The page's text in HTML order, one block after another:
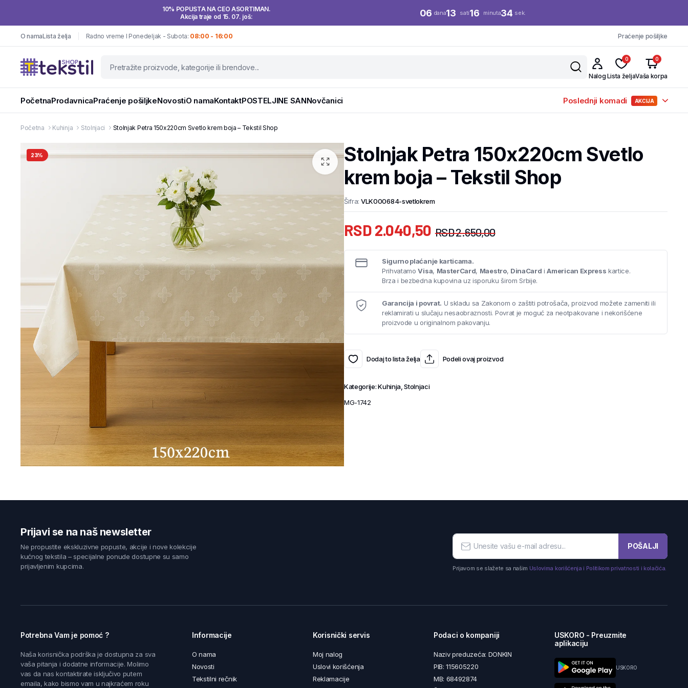
10% POPUSTA NA CEO ASORTIMAN.
Akcija traje od 15. 07. još:
06 dana13 sati16 minuta33 sek.
O namaLista želja Radno vreme I Ponedeljak - Subota: 08:00 - 16:00 Praćenje pošiljke
Nalog
0
Lista želja
0
Vaša korpa
PočetnaProdavnicaPraćenje pošiljkeNovostiO namaKontaktPOSTELJINE SANNovčanici Poslednji komadi AKCIJA
Početna Kuhinja Stolnjaci Stolnjak Petra 150x220cm Svetlo krem boja – Tekstil Shop
23%
Stolnjak Petra 150x220cm Svetlo
krem boja – Tekstil Shop
Šifra: VLK000684-svetlokrem
RSD2.650,00
RSD2.040,50
Sigurno plaćanje karticama.
PrihvatamoVisa, MasterCard, Maestro, DinaCard iAmerican Express kartice.
Brza i bezbedna kupovina uz isporuku širom Srbije.
Garancija i povrat. U skladu sa Zakonom o zaštiti potrošača, proizvod možete zameniti ili
reklamirati u slučaju nesaobraznosti. Povrat je moguć za neotpakovane i nekorišćene
proizvode u originalnom pakovanju.
Dodaj to lista želja Podeli ovaj proizvod
Kategorije:Kuhinja,Stolnjaci
MG-1742
Prijavi se na naš newsletter
Ne propustite ekskluzivne popuste, akcije i nove kolekcije
kućnog tekstila – specijalne ponude dostupne su samo
prijavljenim kupcima.
POŠALJI
Prijavom se slažete sa našim Uslovima korišćenja i Politikom privatnosti i kolačića.
Potrebna Vam je pomoć ?
Naša korisnička podrška je dostupna za sva
vaša pitanja i dodatne informacije. Molimo
vas da nas kontaktirate isključivo putem
emaila, kako bismo vam u najkraćem roku
Informacije
O nama
Novosti
Tekstilni rečnik
Korisnički servis
Moj nalog
Uslovi korišćenja
Reklamacije
Podaci o kompaniji
Naziv preduzeća: DONKIN
PIB: 115605220
MB: 68492874
USKORO - Preuzmite
aplikaciju
USKORO